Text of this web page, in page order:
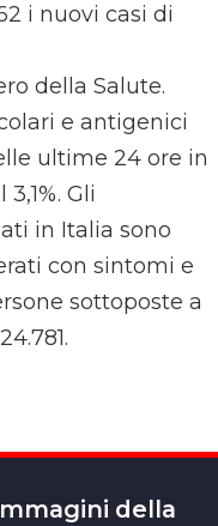
i nuovi casi di
della Salute.
e antigenici
ultime 24 ore in
Gli
in Italia sono
con sintomi e
sottoposte a
della